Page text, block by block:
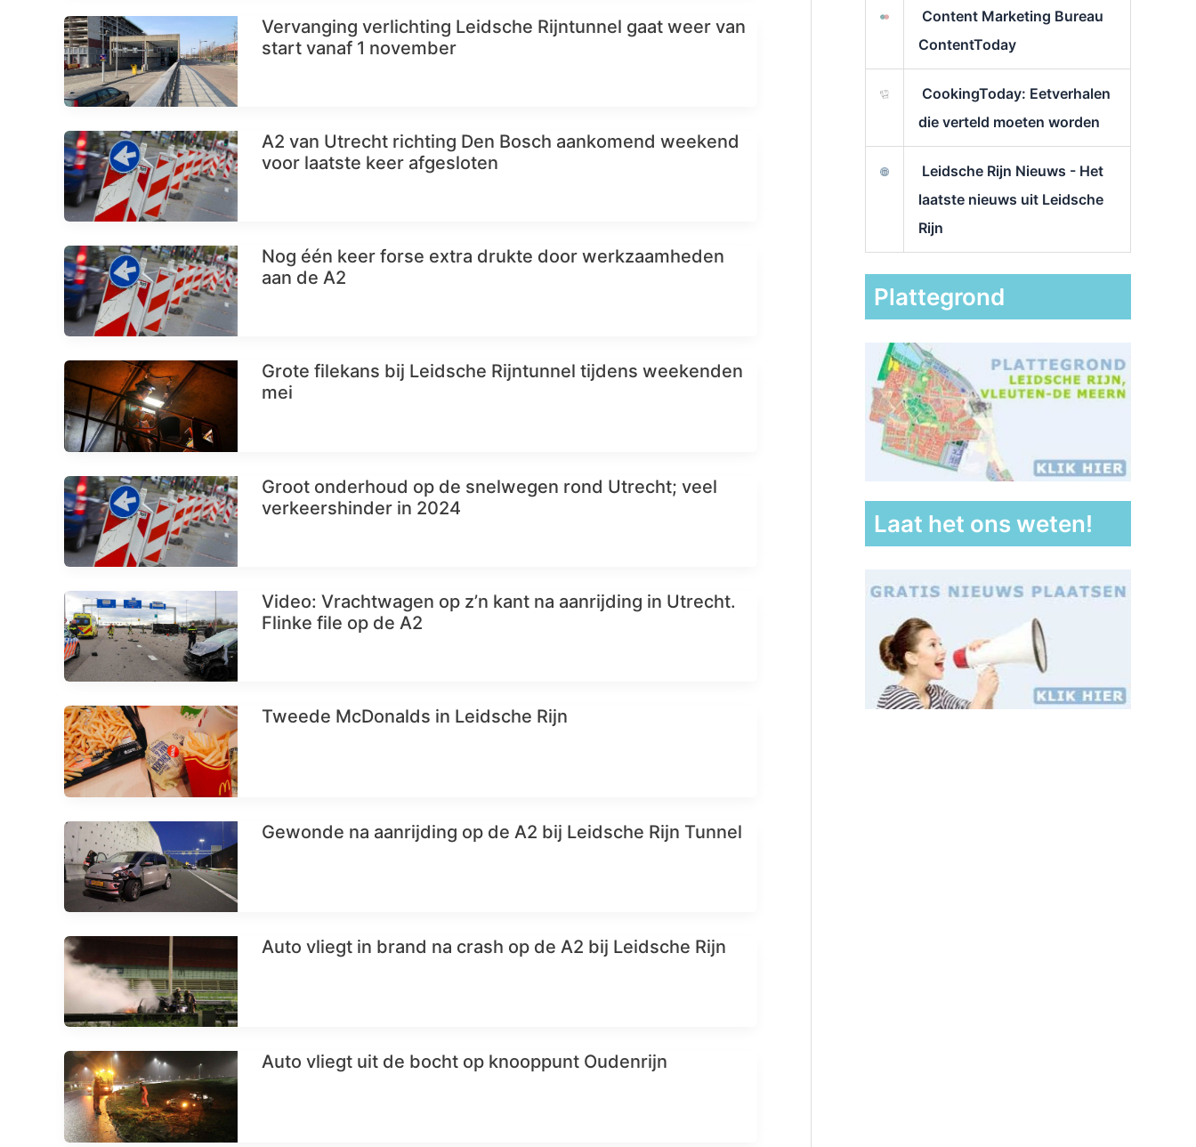
Vervanging verlichting Leidsche Rijntunnel gaat weer van
start vanaf 1 november
A2 van Utrecht richting Den Bosch aankomend weekend
voor laatste keer afgesloten
Nog één keer forse extra drukte door werkzaamheden
aan de A2
Grote filekans bij Leidsche Rijntunnel tijdens weekenden
mei
Groot onderhoud op de snelwegen rond Utrecht; veel
verkeershinder in 2024
Video: Vrachtwagen op z’n kant na aanrijding in Utrecht.
Flinke file op de A2
Tweede McDonalds in Leidsche Rijn
Gewonde na aanrijding op de A2 bij Leidsche Rijn Tunnel
Auto vliegt in brand na crash op de A2 bij Leidsche Rijn
Auto vliegt uit de bocht op knooppunt Oudenrijn
Content Marketing Bureau
ContentToday
CookingToday: Eetverhalen
die verteld moeten worden
Leidsche Rijn Nieuws - Het
laatste nieuws uit Leidsche
Rijn
Plattegrond
Laat het ons weten!